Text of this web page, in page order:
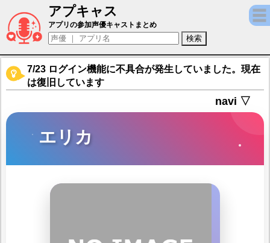
アプキャス
エリカ（声優：安済知佳)【機動戦隊アイア
アプリの参加声優キャストまとめ
7/23 ログイン機能に不具合が発生していました。現在
は復旧しています
navi ▽
エリカ